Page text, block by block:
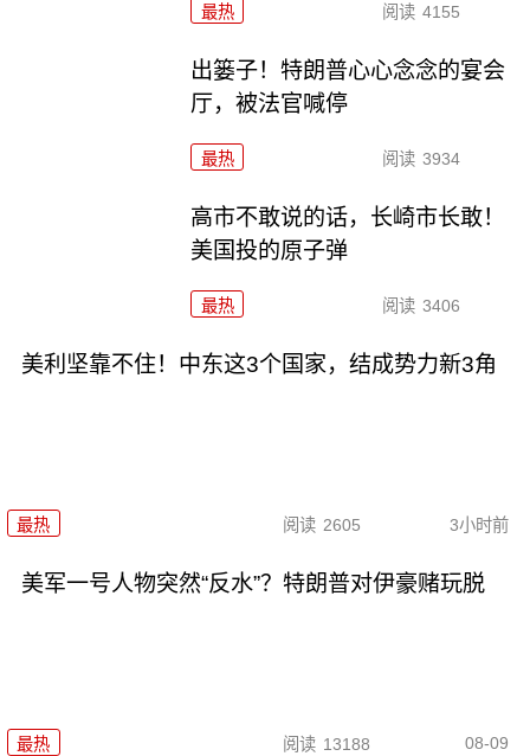
最热 阅读 4155
出篓子！特朗普心心念念的宴会
厅，被法官喊停
最热 阅读 3934
高市不敢说的话，长崎市长敢！
美国投的原子弹
最热 阅读 3406
美利坚靠不住！中东这3个国家，结成势力新3角
最热 阅读 2605 3小时前
美军一号人物突然“反水”？特朗普对伊豪赌玩脱
最热 阅读 13188 08-09